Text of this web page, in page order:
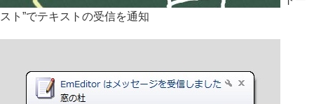
スト”でテキストの受信を通知